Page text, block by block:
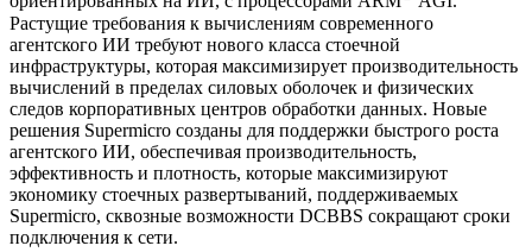
Растущие требования к вычислениям современного
агентского ИИ требуют нового класса стоечной
инфраструктуры, которая максимизирует производительность
вычислений в пределах силовых оболочек и физических
следов корпоративных центров обработки данных. Новые
решения Supermicro созданы для поддержки быстрого роста
агентского ИИ, обеспечивая производительность,
эффективность и плотность, которые максимизируют
экономику стоечных развертываний, поддерживаемых
Supermicro, сквозные возможности DCBBS сокращают сроки
подключения к сети.